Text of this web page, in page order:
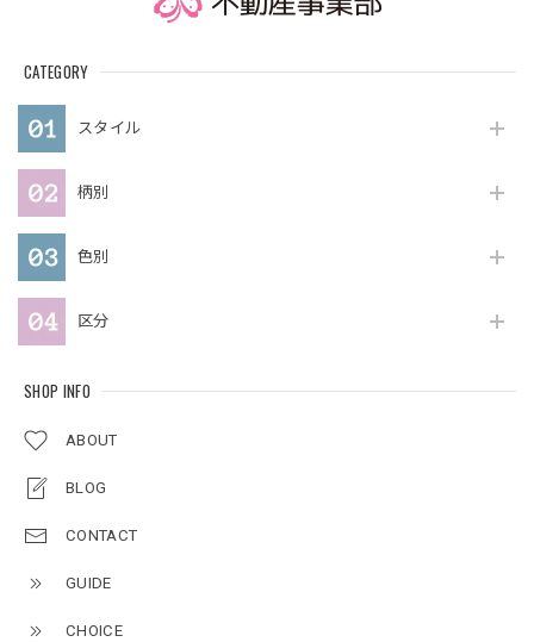
CATEGORY
スタイル
柄別
色別
区分
SHOP INFO
ABOUT
BLOG
CONTACT
GUIDE
CHOICE